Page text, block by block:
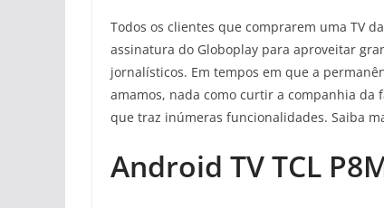
Todos os clientes que comprarem uma TV
assinatura do Globoplay para aproveitar
jornalísticos. Em tempos em que a
amamos, nada como curtir a companhia da
que traz inúmeras funcionalidades. Saiba
Android TV TCL